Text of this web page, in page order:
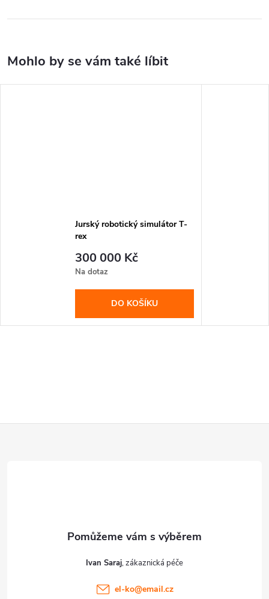
Jurský robotický simulátor T-
rex
300 000 Kč
Na dotaz
DO KOŠÍKU
Ivan Saraj
el-ko@email.cz